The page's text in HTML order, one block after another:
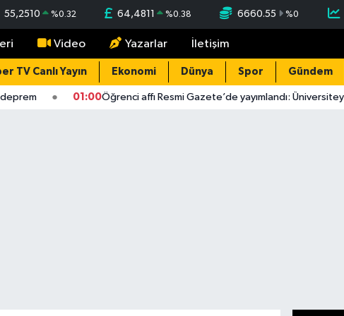
55,2510 %0.32 64,4811 %0.38 6660.55 %0
Video Yazarlar İletişim
TV Canlı Yayın Ekonomi Dünya Spor Gündem
01:00Öğrenci affı Resmi Gazete’de yayımlandı: Üniversiteye